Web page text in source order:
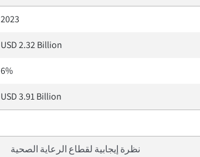
2023
USD 2.32 Billion
6%
USD 3.91 Billion
نظرة إيجابية لقطاع الرعاية الصحية